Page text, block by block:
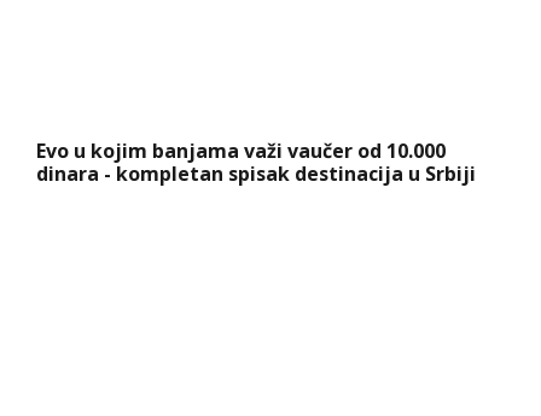
Evo u kojim banjama važi vaučer od 10.000
dinara - kompletan spisak destinacija u Srbiji